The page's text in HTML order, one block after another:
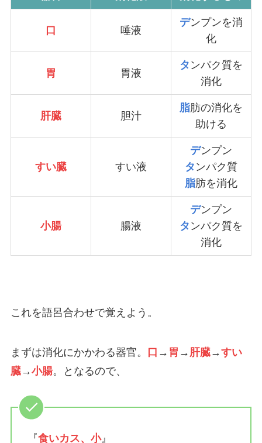
口 唾液
デンプンを消
化
胃 胃液
タ ンパク質を
消化
肝臓 胆汁
脂肪の消化を
助ける
すい臓 すい液
デンプン
タ ンパク質
脂肪を消化
小腸 腸液
デンプン
タ ンパク質を
消化
これを語呂合わせで覚えよう。
まずは消化にかかわる器官。 口 → 胃 → 肝臓→すい
臓→小腸。となるので、
『食いカス、小』